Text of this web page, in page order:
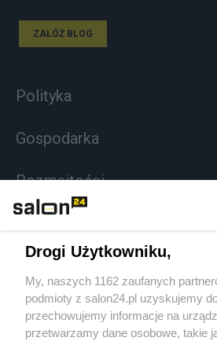
ZAŁÓŻ BLOG
Polityka
Gospodarka
Rozmaitości
Sport
Społeczeństwo
Drogi Użytkowniku,
My, naszych 1162 zaufanych
podmioty z salon24.pl uzyskujemy
przechowujemy informacje na
przetwarzamy dane osobowe, takie